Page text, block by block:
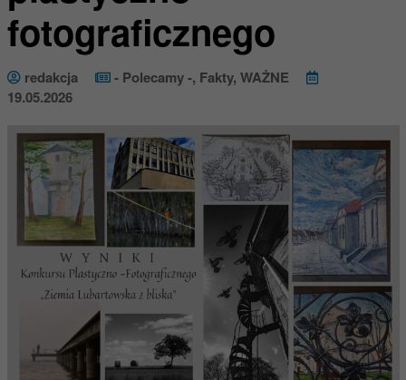
fotograficznego
redakcja - Polecamy -, Fakty, WAŻNE
19.05.2026